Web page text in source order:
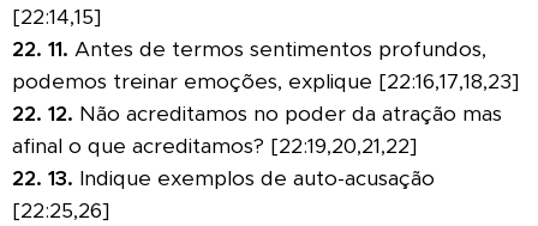
[22:14,15]
22. 11. Antes de termos sentimentos profundos,
podemos treinar emoções, explique [22:16,17,18,23]
22. 12. Não acreditamos no poder da atração mas
afinal o que acreditamos? [22:19,20,21,22]
22. 13. Indique exemplos de auto-acusação
[22:25,26]